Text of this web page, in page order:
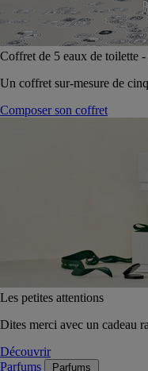
Coffret de 5 eaux de toilette
Un coffret sur-mesure de
Composer son coffret
Les petites attentions
Dites merci avec un cadeau
Découvrir
Parfums
Parfums